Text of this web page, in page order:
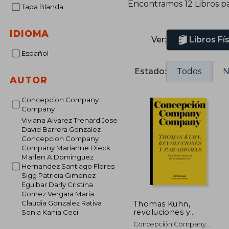
Tapa Blanda
IDIOMA
Español
AUTOR
Concepcion Company
Company
Viviana Alvarez Trenard Jose
David Barrera Gonzalez
Concepcion Company
Company Marianne Dieck
Marlen A Dominguez
Hernandez Santiago Flores
Sigg Patricia Gimenez
Eguibar Darly Cristina
Gomez Vergara Maria
Claudia Gonzalez Rativa
Sonia Kania Ceci
Encontramos 12 Libros
Ver: Libros
Estado: Todos
Thomas Kuhn,
revoluciones y
paradigmas. Una
Concepción Company